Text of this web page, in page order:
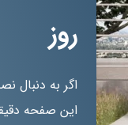
روز
اگر به دنبال
این صفحه